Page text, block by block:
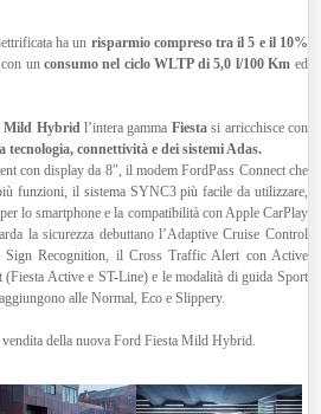
ha un risparmio compreso tra il 5 e il 10%
un consumo nel ciclo WLTP di 5,0 l/100 Km ed
Mild Hybrid l’intera gamma Fiestasi arricchisce con
tecnologia, connettività e dei sistemi Adas.
con display da 8″, il modem FordPass Connect che
funzioni, il sistema SYNC3 più facile da utilizzare,
lo smartphone e la compatibilità con Apple CarPlay
la sicurezza debuttano l’Adaptive Cruise Control
Sign Recognition, il Cross Traffic Alert con Active
Active e ST-Line) e le modalità di guida Sport
alle Normal, Eco e Slippery.
della nuova Ford Fiesta Mild Hybrid.